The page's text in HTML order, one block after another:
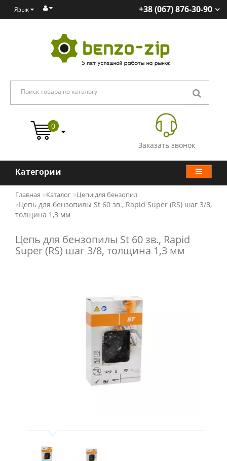
Язык +38 (067) 876-30-90
Заказать звонок
0
Категории
Главная Каталог Цепи для бензопил
Цепь для бензопилы St 60 зв., Rapid Super (RS) шаг 3/8,
толщина 1,3 мм
Цепь для бензопилы St 60 зв., Rapid
Super (RS) шаг 3/8, толщина 1,3 мм